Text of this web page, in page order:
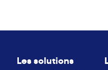
Les solutions